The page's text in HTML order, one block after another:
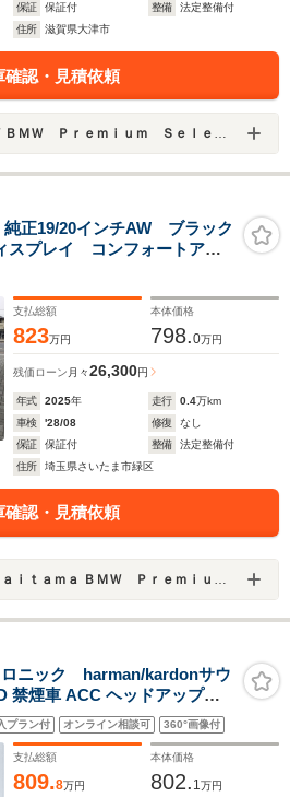
保証
保証付 整備
法定整備付
住所
滋賀県大津市
確認・見積依頼
Ｐｒｅｍｉｕｍ Ｓｅｌｅｃｔｉｏｎ滋賀
19/20インチAW ブラック
スプレイ コンフォートアク
アップルカープレイ ワイ
スタンスコントロール
支払総額
823万円
本体価格
798.0万円
残価ローン 月々26,300円
年式 2025年 走行 0.4万km
車検
'28/08 修復
なし
保証
保証付 整備
法定整備付
住所
埼玉県さいたま市緑区
確認・見積依頼
ＢＭＷ Ｐｒｅｍｉｕｍ Ｓｅｌｅｃｔｉｏｎ 浦和美園
ニック harman/kardonサウ
禁煙車 ACC ヘッドアップデ
ージ ETC BSM パドルシフト
LEDヘッドライト バックカメ
プラン付 オンライン相談可 360°画像付
支払総額
809.8万円
本体価格
802. 1万円